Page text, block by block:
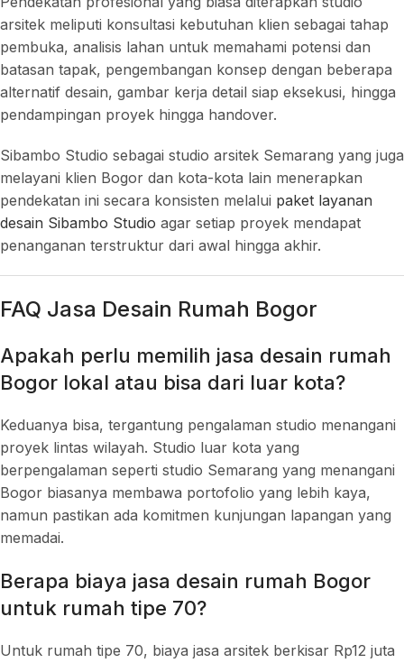
arsitek meliputi konsultasi kebutuhan klien sebagai tahap
pembuka, analisis lahan untuk memahami potensi dan
batasan tapak, pengembangan konsep dengan beberapa
alternatif desain, gambar kerja detail siap eksekusi, hingga
pendampingan proyek hingga handover.
Sibambo Studio sebagai studio arsitek Semarang yang juga
melayani klien Bogor dan kota-kota lain menerapkan
pendekatan ini secara konsisten melalui paket layanan
desain Sibambo Studio agar setiap proyek mendapat
penanganan terstruktur dari awal hingga akhir.
FAQ Jasa Desain Rumah Bogor
Apakah perlu memilih jasa desain rumah
Bogor lokal atau bisa dari luar kota?
Keduanya bisa, tergantung pengalaman studio menangani
proyek lintas wilayah. Studio luar kota yang
berpengalaman seperti studio Semarang yang menangani
Bogor biasanya membawa portofolio yang lebih kaya,
namun pastikan ada komitmen kunjungan lapangan yang
memadai.
Berapa biaya jasa desain rumah Bogor
untuk rumah tipe 70?
Untuk rumah tipe 70, biaya jasa arsitek berkisar Rp12 juta